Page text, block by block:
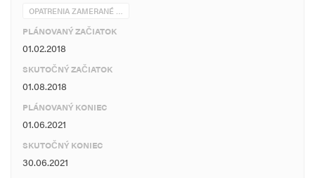
OPATRENIA ZAMERANÉ …
PLÁNOVANÝ ZAČIATOK
01.02.2018
SKUTOČNÝ ZAČIATOK
01.08.2018
PLÁNOVANÝ KONIEC
01.06.2021
SKUTOČNÝ KONIEC
30.06.2021